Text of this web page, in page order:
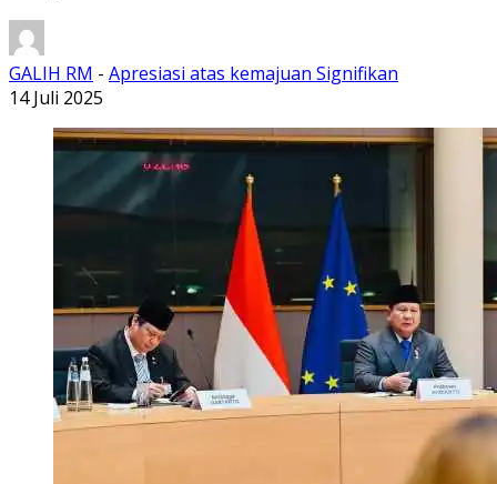
GALIH RM - Apresiasi atas kemajuan Signifikan
14 Juli 2025